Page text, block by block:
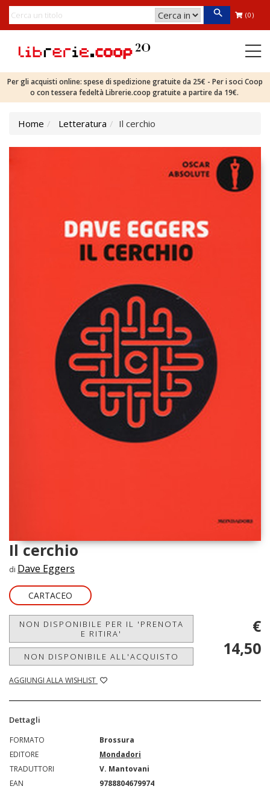
(0)
Per gli acquisti online: spese di spedizione gratuite da 25€ - Per i soci Coop
o con tessera fedeltà Librerie.coop gratuite a partire da 19€.
Home Letteratura Il cerchio
Il cerchio
di Dave Eggers
CARTACEO
NON DISPONIBILE PER IL 'PRENOTA
E RITIRA'
NON DISPONIBILE ALL'ACQUISTO
AGGIUNGI ALLA WISHLIST
€
14,50
Dettagli
FORMATO
Brossura
EDITORE
Mondadori
TRADUTTORI
V. Mantovani
EAN
9788804679974